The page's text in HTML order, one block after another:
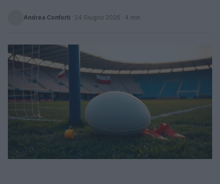
Andrea Conforti · 24 Giugno 2026 · 4 min